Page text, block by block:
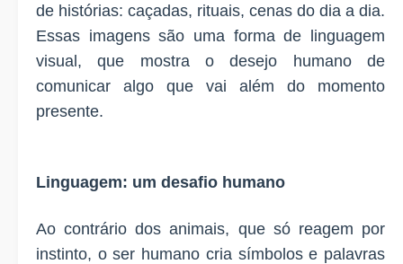
de histórias: caçadas, rituais, cenas do dia a dia.
Essas imagens são uma forma de linguagem
visual, que mostra o desejo humano de
comunicar algo que vai além do momento
presente.
Linguagem: um desafio humano
Ao contrário dos animais, que só reagem por
instinto, o ser humano cria símbolos e palavras